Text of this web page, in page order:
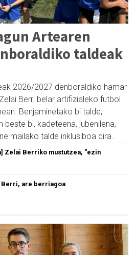
Artearen
taldeak
2026/2027 denboraldiko hamar
Berri belar artifizialeko futbol
Benjaminetako bi talde,
beste bi, kadeteena, jubenilena,
mailako talde inklusiboa dira.
Zelai Berriko mustutzea, "ezin
Berri, are berriagoa